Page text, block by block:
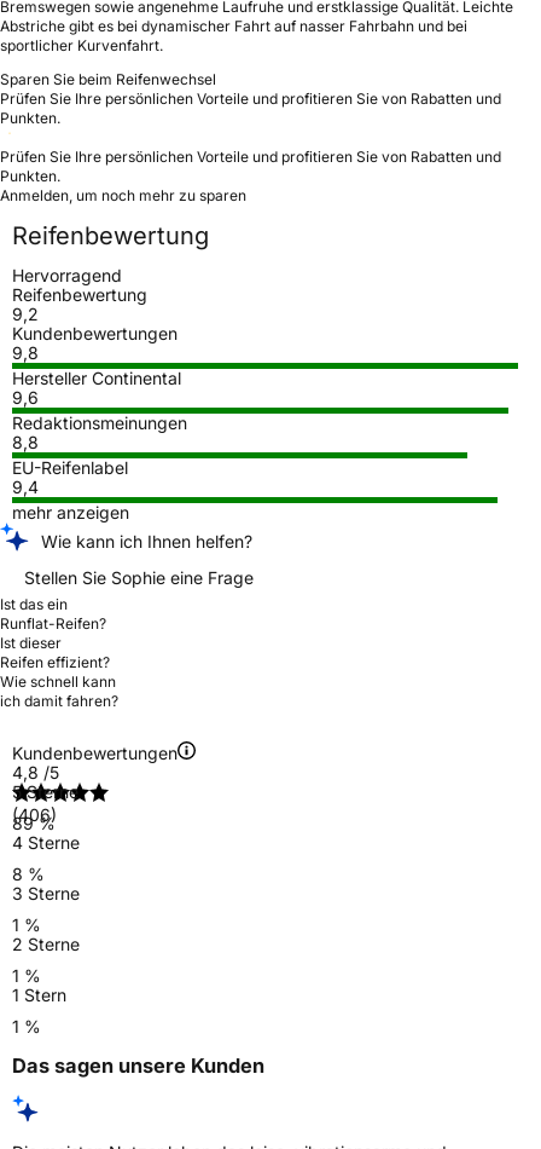
Bremswegen sowie angenehme Laufruhe und erstklassige Qualität. Leichte
Abstriche gibt es bei dynamischer Fahrt auf nasser Fahrbahn und bei
sportlicher Kurvenfahrt.
Sparen Sie beim Reifenwechsel
Prüfen Sie Ihre persönlichen Vorteile und profitieren Sie von Rabatten und
Punkten.
Prüfen Sie Ihre persönlichen Vorteile und profitieren Sie von Rabatten und
Punkten.
Anmelden, um noch mehr zu sparen
Reifenbewertung
Hervorragend
Reifenbewertung
9,2
Kundenbewertungen
9,8
Hersteller Continental
9,6
Redaktionsmeinungen
8,8
EU-Reifenlabel
9,4
mehr anzeigen
Wie kann ich Ihnen helfen?
Stellen Sie Sophie eine Frage
Ist das ein
Runflat-Reifen?
Ist dieser
Reifen effizient?
Wie schnell kann
ich damit fahren?
Kundenbewertungen
4,8 /5
(406)
5 Sterne
89 %
4 Sterne
8 %
3 Sterne
1 %
2 Sterne
1 %
1 Stern
1 %
Das sagen unsere Kunden